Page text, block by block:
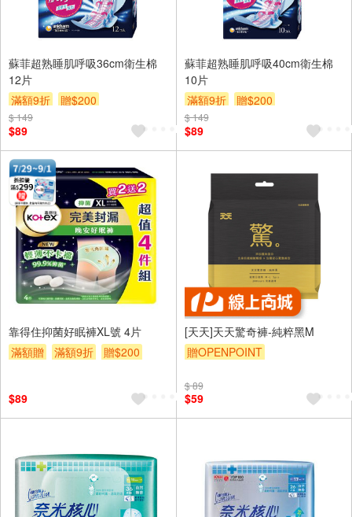
蘇菲超熟睡肌呼吸36cm衛生棉
12片
滿額9折
贈$200
$ 149
$89
蘇菲超熟睡肌呼吸40cm衛生棉
10片
滿額9折
贈$200
$ 149
$89
靠得住抑菌好眠褲XL號 4片
滿額贈
滿額9折 贈$200
$89
[天天]天天驚奇褲-純粹黑M
贈OPENPOINT
$ 89
$59